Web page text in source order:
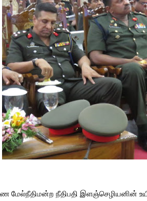
மேல்­நீ­தி­மன்ற நீதி­பதி இளஞ்­செ­ழி­ய­னின்